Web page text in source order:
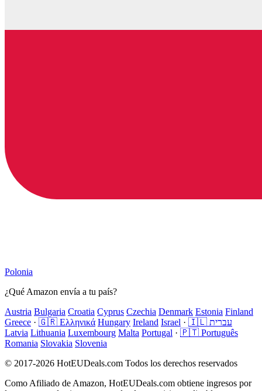
Polonia
¿Qué Amazon envía a tu país?
Austria Bulgaria Croatia Cyprus Czechia Denmark Estonia Finland
Greece · 🇬🇷 Ελληνικά Hungary Ireland Israel ·
🇮🇱 עברית
Latvia Lithuania Luxembourg Malta Portugal · 🇵🇹 Português
Romania Slovakia Slovenia
© 2017-2026 HotEUDeals.com Todos los derechos reservados
Como Afiliado de Amazon, HotEUDeals.com obtiene ingresos por